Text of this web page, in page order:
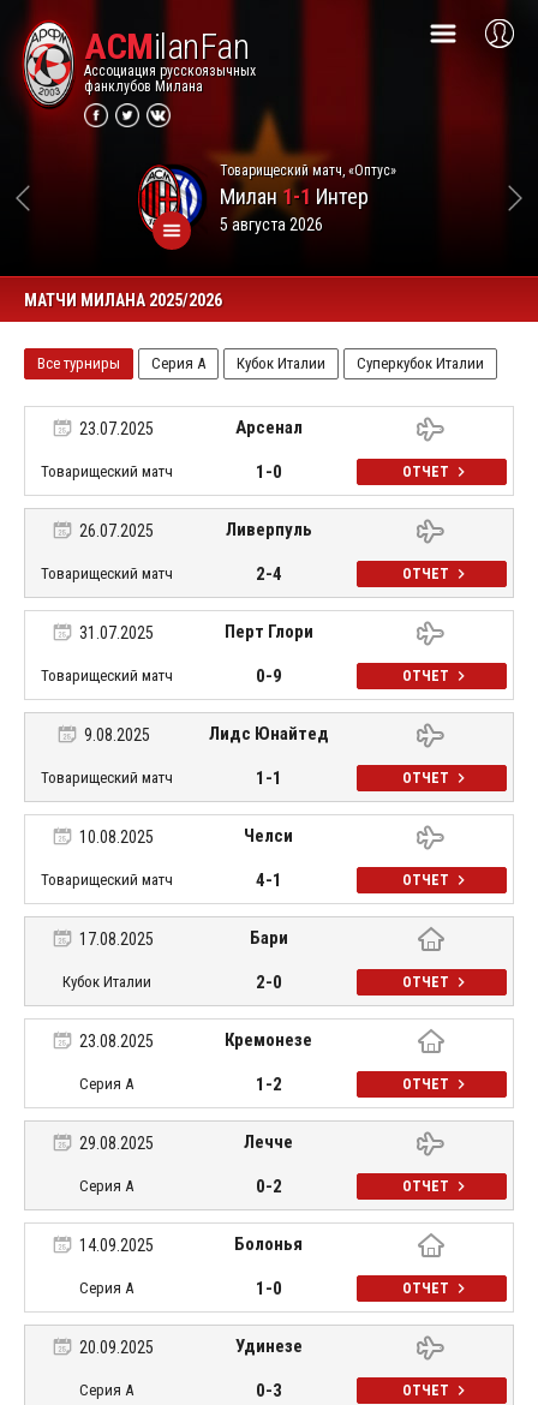
ACMilanFan
Ассоциация русскоязычных
фанклубов Милана
Товарищеский матч, «Оптус»
Милан1-1 Интер
5 августа 2026
МАТЧИ МИЛАНА 2025/2026
Все турниры Серия А Кубок Италии Суперкубок Италии
23.07.2025 Арсенал
Товарищеский матч 1-0 ОТЧЕТ
26.07.2025 Ливерпуль
Товарищеский матч 2-4 ОТЧЕТ
31.07.2025 Перт Глори
Товарищеский матч 0-9 ОТЧЕТ
9.08.2025 Лидс Юнайтед
Товарищеский матч 1-1 ОТЧЕТ
10.08.2025 Челси
Товарищеский матч 4-1 ОТЧЕТ
17.08.2025 Бари
Кубок Италии 2-0 ОТЧЕТ
23.08.2025 Кремонезе
Серия А 1-2 ОТЧЕТ
29.08.2025 Лечче
Серия А 0-2 ОТЧЕТ
14.09.2025 Болонья
Серия А 1-0 ОТЧЕТ
20.09.2025 Удинезе
Серия А 0-3 ОТЧЕТ